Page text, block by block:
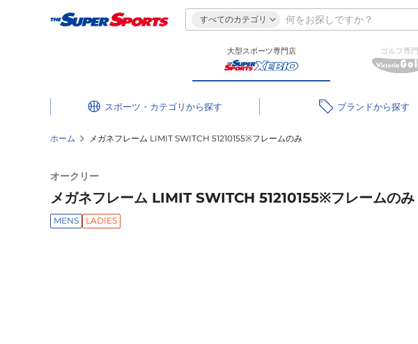
すべてのカテゴリ
大型スポーツ専門店 ゴルフ専門
スポーツ・カテゴリ ブランド
ホーム メガネフレーム LIMIT SWITCH 51210155※フレームのみ
オークリー
メガネフレーム LIMIT SWITCH 51210155※フレームのみ
MENS LADIES